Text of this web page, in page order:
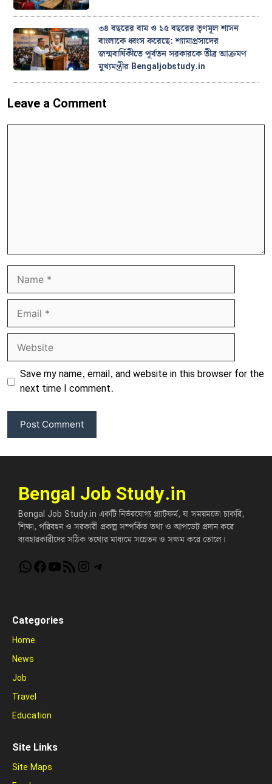
৩৪ বছরের বাম ও ১৫ বছরের তৃণমূল শাসন
বাংলাকে ধ্বংস করেছে: শ্যামাপ্রসাদের
জন্মবার্ষিকীতে পূর্বতন সরকারকে তীব্র আক্রমণ
মুখ্যমন্ত্রীর Bengaljobstudy.in
Leave a Comment
Save my name, email, and website in this browser for the
next time I comment.
Bengal Job Study.in
Bengal Job Study.in একটি নির্ভরযোগ্য প্ল্যাটফর্ম, যা সময়মতো চাকরি,
শিক্ষা, পরিবহন ও সরকারী প্রকল্প সম্পর্কিত তথ্য ও আপডেট প্রদান করে
ব্যবহারকারীদের সঠিক তথ্যের মাধ্যমে সচেতন ও সক্ষম করে তোলে।
WhatsApp
Facebook
YouTube
RSS FeedInstagram
Telegram
Categories
Home
News
Job
Travel
Education
Site Links
Site Maps